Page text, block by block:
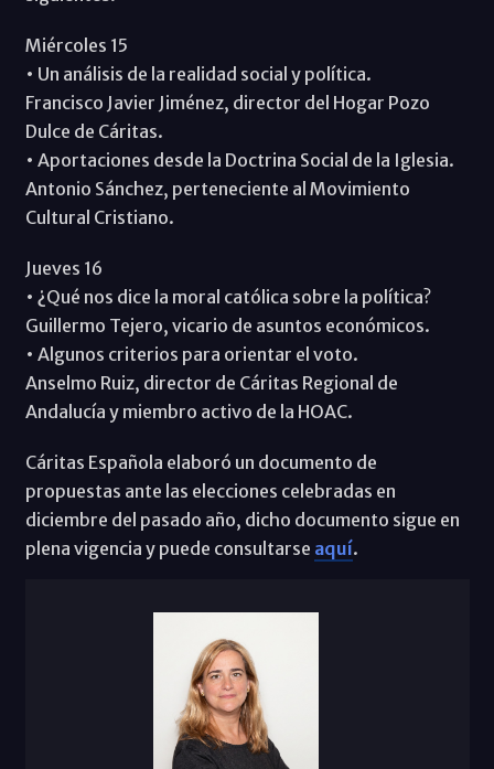
Miércoles 15
• Un análisis de la realidad social y política.
Francisco Javier Jiménez, director del Hogar Pozo
Dulce de Cáritas.
• Aportaciones desde la Doctrina Social de la Iglesia.
Antonio Sánchez, perteneciente al Movimiento
Cultural Cristiano.
Jueves 16
• ¿Qué nos dice la moral católica sobre la política?
Guillermo Tejero, vicario de asuntos económicos.
• Algunos criterios para orientar el voto.
Anselmo Ruiz, director de Cáritas Regional de
Andalucía y miembro activo de la HOAC.
Cáritas Española elaboró un documento de
propuestas ante las elecciones celebradas en
diciembre del pasado año, dicho documento sigue en
plena vigencia y puede consultarse aquí.